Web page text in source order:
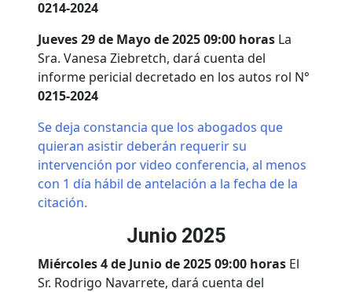
0214-2024
Jueves 29 de Mayo de 2025 09:00 horas La
Sra. Vanesa Ziebretch, dará cuenta del
informe pericial decretado en los autos rol N°
0215-2024
Se deja constancia que los abogados que
quieran asistir deberán requerir su
intervención por video conferencia, al menos
con 1 día hábil de antelación a la fecha de la
citación.
Junio 2025
Miércoles 4 de Junio de 2025 09:00 horas El
Sr. Rodrigo Navarrete, dará cuenta del